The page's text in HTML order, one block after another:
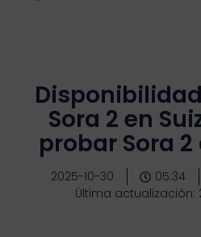
Sora 2 en
probar Sora
2025-10-30 05:34
Última actualización: